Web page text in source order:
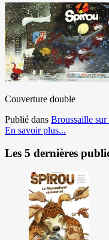
Couverture double
Publié dans Broussaille sur
En savoir plus...
Les 5 dernières